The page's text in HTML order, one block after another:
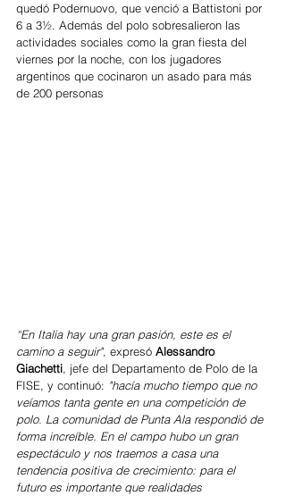
quedó Podernuovo, que venció a Battistoni por
6 a 3½. Además del polo sobresalieron las
actividades sociales como la gran fiesta del
viernes por la noche, con los jugadores
argentinos que cocinaron un asado para más
de 200 personas
“En Italia hay una gran pasión, este es el
camino a seguir", expresó Alessandro
Giachetti, jefe del Departamento de Polo de la
FISE, y continuó: "hacía mucho tiempo que no
veíamos tanta gente en una competición de
polo. La comunidad de Punta Ala respondió de
forma increíble. En el campo hubo un gran
espectáculo y nos traemos a casa una
tendencia positiva de crecimiento: para el
futuro es importante que realidades